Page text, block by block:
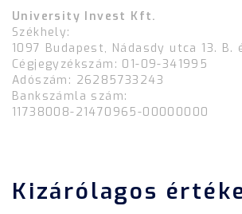
University Invest Kft.
Székhely:
1097 Budapest, Nádasdy utca 13. B.
Cégjegyzékszám: 01-09-341995
Adószám: 26285733243
Bankszámla szám:
11738008-21470965-00000000
Kizárólagos